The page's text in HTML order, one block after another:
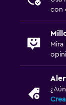
con
Mira